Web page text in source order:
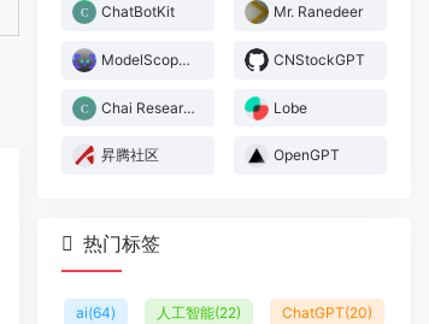
ChatBotKit Mr. Ranedeer
ModelScope魔搭 CNStockGPT
Chai Research Lobe
昇腾社区 OpenGPT
热门标签
ai(64) 人工智能(22) ChatGPT(20)